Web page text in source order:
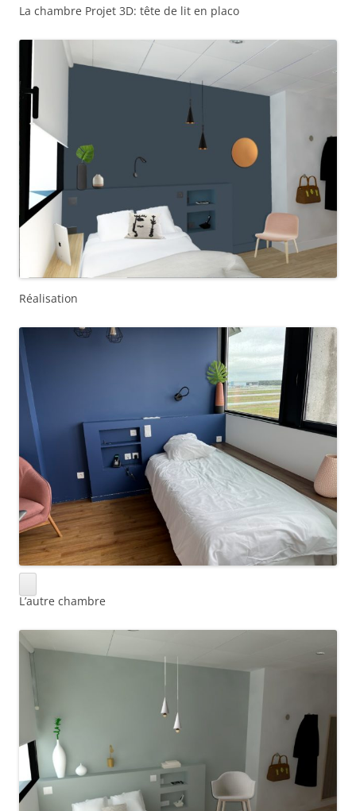
La chambre Projet 3D: tête de lit en placo
Réalisation
L’autre chambre